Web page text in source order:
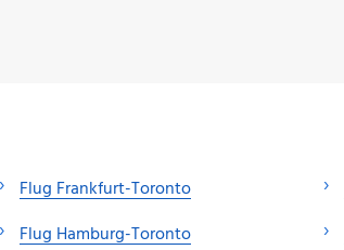
Flug Frankfurt-Toronto
Flug Hamburg-Toronto